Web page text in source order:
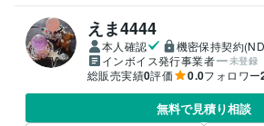
えま4444
本人確認
機密保持契約
インボイス発行事業者
未登録
総販売実績0評価 0.0フォロワー
無料で見積り相談